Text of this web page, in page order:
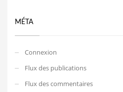
MÉTA
Connexion
Flux des publications
Flux des commentaires